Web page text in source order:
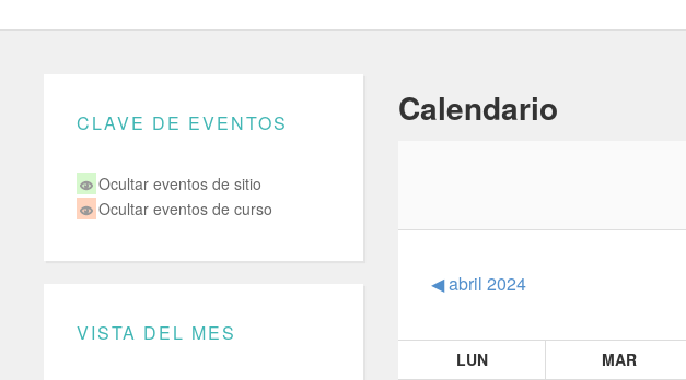
Calendario
◀︎abril 2024
LUN MAR
CLAVE DE EVENTOS
Ocultar eventos de sitio
Ocultar eventos de curso
VISTA DEL MES